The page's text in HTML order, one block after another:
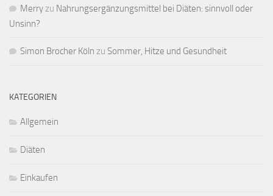
Merryzu Nahrungsergänzungsmittel bei Diäten: sinnvoll oder
Unsinn?
Simon Brocher Köln zu Sommer, Hitze und Gesundheit
KATEGORIEN
Allgemein
Diäten
Einkaufen